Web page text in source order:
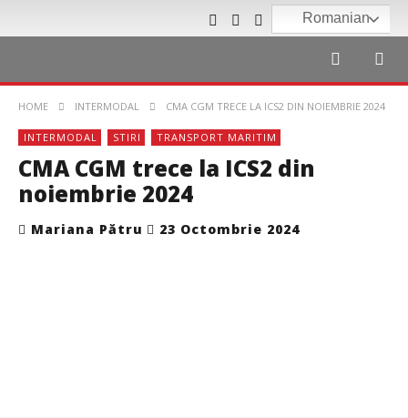
Romanian
HOME INTERMODAL CMA CGM TRECE LA ICS2 DIN NOIEMBRIE 2024
INTERMODAL STIRI TRANSPORT MARITIM
CMA CGM trece la ICS2 din
noiembrie 2024
Mariana Pătru 23 Octombrie 2024